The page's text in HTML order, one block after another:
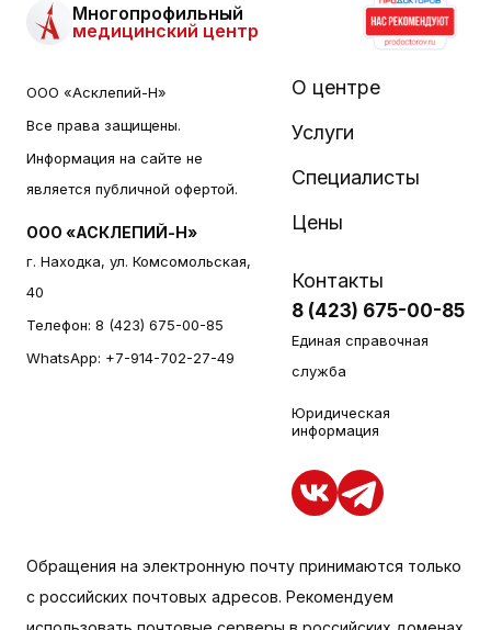
Многопрофильный
медицинский центр
ООО «Асклепий-Н»
Все права защищены.
Информация на сайте не
является публичной офертой.
ООО «АСКЛЕПИЙ-Н»
г. Находка, ул. Комсомольская,
40
Телефон: 8 (423) 675-00-85
WhatsApp: +7-914-702-27-49
О центре
Услуги
Специалисты
Цены
Контакты
8 (423) 675-00-85
Единая справочная
служба
Юридическая
информация
Обращения на электронную почту принимаются только
с российских почтовых адресов. Рекомендуем